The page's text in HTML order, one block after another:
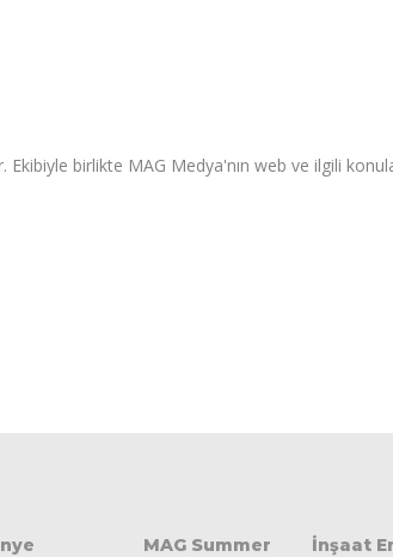
birlikte MAG Medya'nın web ve ilgili
MAG Summer
İnşaat